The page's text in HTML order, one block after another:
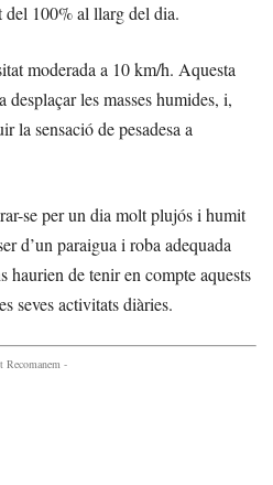
del 100% al llarg del dia.
moderada a 10 km/h. Aquesta
les masses humides, i,
la sensació de pesadesa a
se per un dia molt plujós i humit
d’un paraigua i roba adequada
haurien de tenir en compte aquests
seves activitats diàries.
Recomanem -